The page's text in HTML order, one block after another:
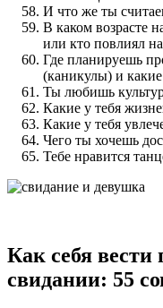
И что же ты
В каком возрасте
или кто повлиял
Где планируешь
(каникулы) и
Ты любишь
Какие у тебя
Какие у тебя
Чего ты хочешь
Тебе нравится
Как себя
свидании: 55